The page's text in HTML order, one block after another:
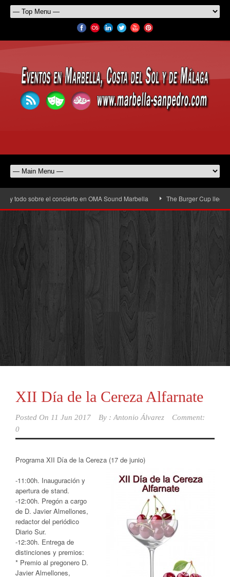
sobre el concierto en OMA Sound Marbella The Burger Cup llega a
XII Día de la Cereza Alfarnate
Posted On 11 Jun 2017 By : Antonio Álvarez
Comment:
0
Programa XII Día de la Cereza (17 de junio)
-11:00h. Inauguración y
apertura de stand.
-12:00h. Pregón a cargo
de D. Javier Almellones,
redactor del periódico
Diario Sur.
-12:30h. Entrega de
distinciones y premios:
* Premio al pregonero D.
Javier Almellones,